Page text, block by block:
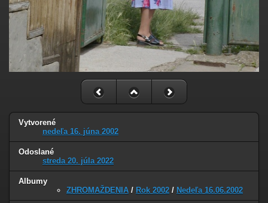
Vytvorené
nedeľa 16. júna 2002
Odoslané
streda 20. júla 2022
Albumy
ZHROMAŽDENIA / Rok 2002 / Nedeľa 16.06.2002